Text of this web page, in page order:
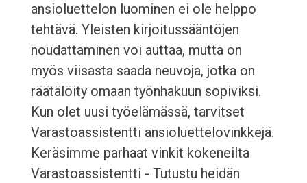
ansioluettelon luominen ei ole helppo
tehtävä. Yleisten kirjoitussääntöjen
noudattaminen voi auttaa, mutta on
myös viisasta saada neuvoja, jotka on
räätälöity omaan työnhakuun sopiviksi.
Kun olet uusi työelämässä, tarvitset
Varastoassistentti ansioluettelovinkkejä.
Keräsimme parhaat vinkit kokeneilta
Varastoassistentti - Tutustu heidän